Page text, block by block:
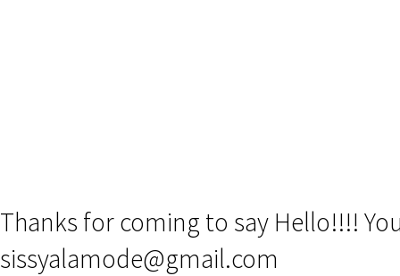
Thanks for coming to say Hello!!!!
sissyalamode@gmail.com